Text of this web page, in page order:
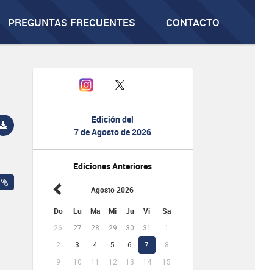
PREGUNTAS FRECUENTES CONTACTO
Edición del
7 de Agosto de 2026
Ediciones Anteriores
Agosto 2026
Do Lu Ma Mi Ju Vi Sa
26 27 28 29 30 31
1
2
3 4 5 6 7
8
9
10 11 12 13 14
15